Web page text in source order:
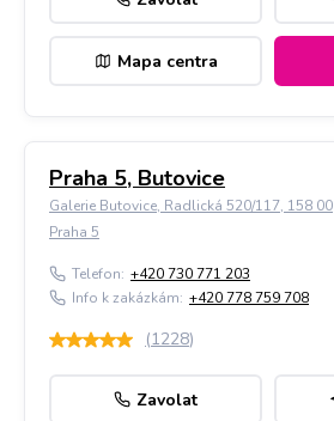
Mapa centra
Praha 5, Butovice
Galerie Butovice, Radlická 520/117, 158 00
Praha 5
Telefon: +420 730 771 203
Info k zakázkám: +420 778 759 708
(1228)
Zavolat